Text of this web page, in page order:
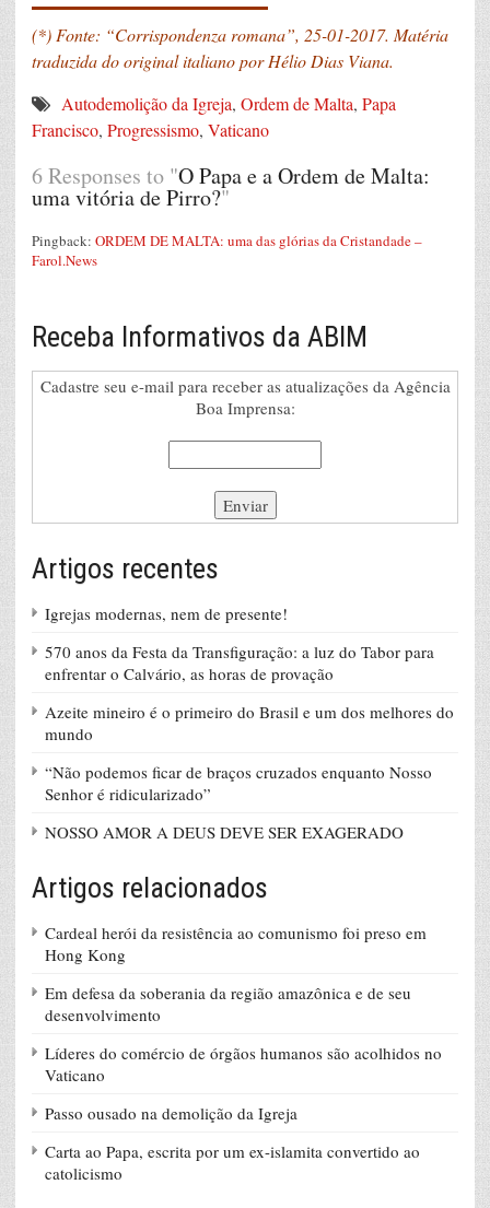
(*) Fonte: “Corrispondenza romana”, 25-01-2017. Matéria
traduzida do original italiano por Hélio Dias Viana.
Autodemolição da Igreja, Ordem de Malta, Papa
Francisco, Progressismo, Vaticano
6 Responses to "O Papa e a Ordem de Malta:
uma vitória de Pirro?"
Pingback: ORDEM DE MALTA: uma das glórias da Cristandade –
Farol.News
Receba Informativos da ABIM
Cadastre seu e-mail para receber as atualizações da Agência
Boa Imprensa:
Artigos recentes
Igrejas modernas, nem de presente!
570 anos da Festa da Transfiguração: a luz do Tabor para
enfrentar o Calvário, as horas de provação
Azeite mineiro é o primeiro do Brasil e um dos melhores do
mundo
“Não podemos ficar de braços cruzados enquanto Nosso
Senhor é ridicularizado”
NOSSO AMOR A DEUS DEVE SER EXAGERADO
Artigos relacionados
Cardeal herói da resistência ao comunismo foi preso em
Hong Kong
Em defesa da soberania da região amazônica e de seu
desenvolvimento
Líderes do comércio de órgãos humanos são acolhidos no
Vaticano
Passo ousado na demolição da Igreja
Carta ao Papa, escrita por um ex-islamita convertido ao
catolicismo